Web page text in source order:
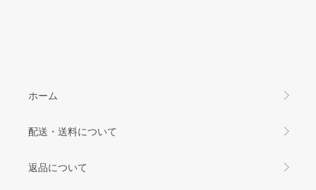
ホーム
配送・送料について
返品について